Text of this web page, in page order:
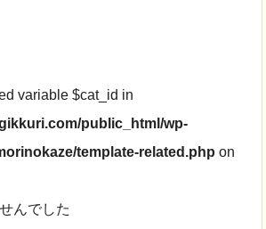
variable $cat_id in
public_html/wp-
template-related.php on
んでした